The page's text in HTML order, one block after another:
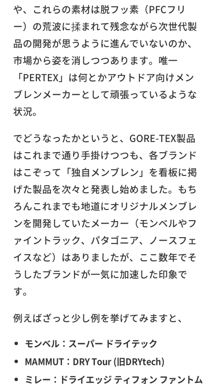
や、これらの素材は脱フッ素（PFCフリ
ー）の荒波に揉まれて残念ながら次世代製
品の開発が思うように進んでいないのか、
市場から姿を消しつつあります。唯一
「PERTEX」は何とかアウトドア向けメン
ブレンメーカーとして頑張っているような
状況。
でどうなったかというと、GORE-TEX製品
はこれまで通り手掛けつつも、各ブランド
はこぞって「独自メンブレン」を看板に掲
げた製品を次々と発表し始めました。もち
ろんこれまでも地道にオリジナルメンブレ
ンを開発していたメーカー（モンベルやフ
ァイントラック、パタゴニア、ノースフェ
イスなど）はありましたが、ここ数年でそ
うしたブランドが一気に加速した印象で
す。
例えばざっと少し例を挙げてみますと、
モンベル：スーパー ドライテック
MAMMUT：DRY Tour (旧DRYtech)
ミレー：ドライエッジ ティフォン ファントム